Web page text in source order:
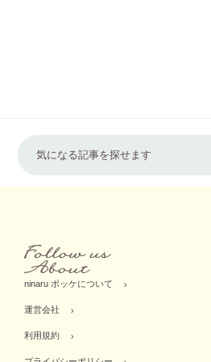
ninaru ポッケについて
運営会社
利用規約